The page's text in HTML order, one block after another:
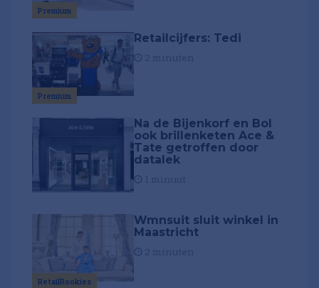
Premium
Premium
Retailcijfers: Tedi
Na de Bijenkorf en Bol
ook brillenketen Ace &
Tate getroffen door
datalek
RetailRookies
Wmnsuit sluit winkel in
Maastricht